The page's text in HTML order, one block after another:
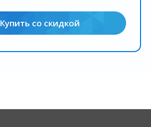
Купить со скидкой